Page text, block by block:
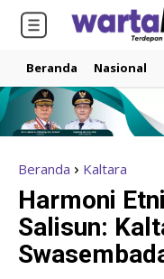
Beranda Nasional
Beranda Kaltara
Harmoni
Salisun: